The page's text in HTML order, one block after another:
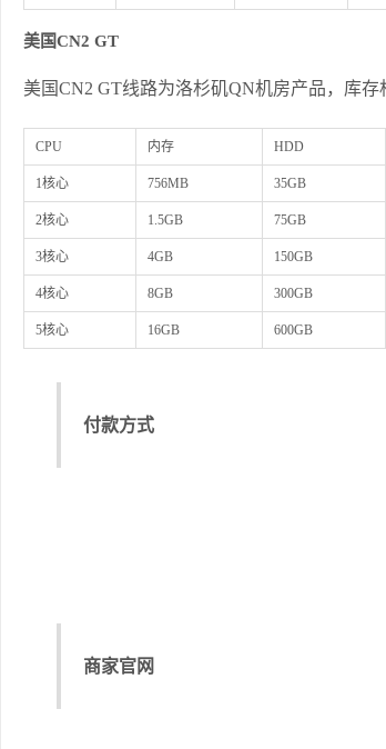
美国CN2 GT
美国CN2 GT线路为洛杉矶QN机房产品，库存
CPU 内存 HDD
1核心 756MB 35GB
2核心 1.5GB 75GB
3核心 4GB 150GB
4核心 8GB 300GB
5核心 16GB 600GB
付款方式
商家官网